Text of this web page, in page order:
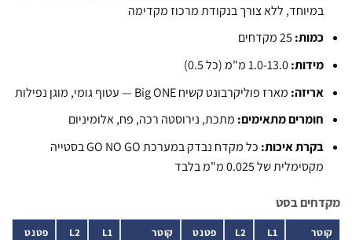
ללא צורך בנקודת מרכוז מקדימה
25 מקדחים
1.0-13.0 מ"מ (כל 0.5)
מארז פוליקרבונט קשיח Big ONE — עטוף גומי, מוגן נפילות
מתאימים:מתכת, נירוסטה רכה, פח, אלומיניום
איכות:
כל מקדח נבדק במערכת GO NO GO בסטייה
של 0.025 מ"מ בלבד
בסט
L2 פטנט קוטר L2
פטנט